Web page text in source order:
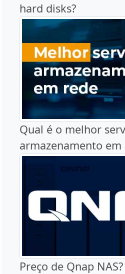
hard disks?
Qual é o melhor
armazenamento em
Preço de Qnap